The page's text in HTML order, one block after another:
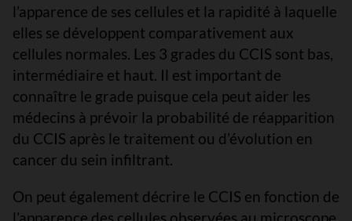
l’apparence de ses cellules et la rapidité à laquelle
elles se développent comparativement aux
cellules normales. Les 3 grades du CCIS sont bas,
intermédiaire et haut. Il est important de
connaître le grade puisque cela peut aider les
médecins à prévoir la probabilité de réapparition
du CCIS après le traitement ou d’évolution en
cancer du sein infiltrant.
On peut également décrire le CCIS en fonction de